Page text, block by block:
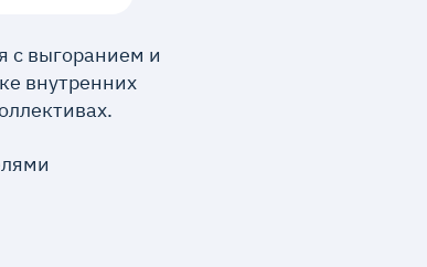
с выгоранием и
внутренних